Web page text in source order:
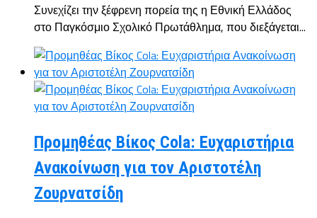
Συνεχίζει την ξέφρενη πορεία της η Εθνική Ελλάδος
στο Παγκόσμιο Σχολικό Πρωτάθλημα, που διεξάγεται...
Προμηθέας Βίκος Cola: Ευχαριστήρια
Ανακοίνωση για τον Αριστοτέλη
Ζουρνατσίδη